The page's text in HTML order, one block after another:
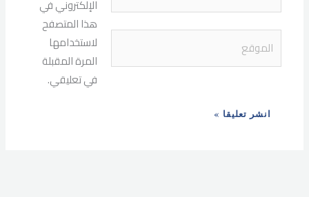
الإلكتروني في
هذا المتصفح
لاستخدامها
المرة المقبلة
في تعليقي.